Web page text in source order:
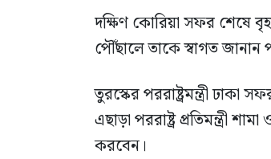
দক্ষিণ কোরিয়া সফর শেষে
পৌঁছালে তাকে স্বাগত জানান
তুরস্কের পররাষ্ট্রমন্ত্রী ঢাকা
এছাড়া পররাষ্ট্র প্রতিমন্ত্রী
করবেন।